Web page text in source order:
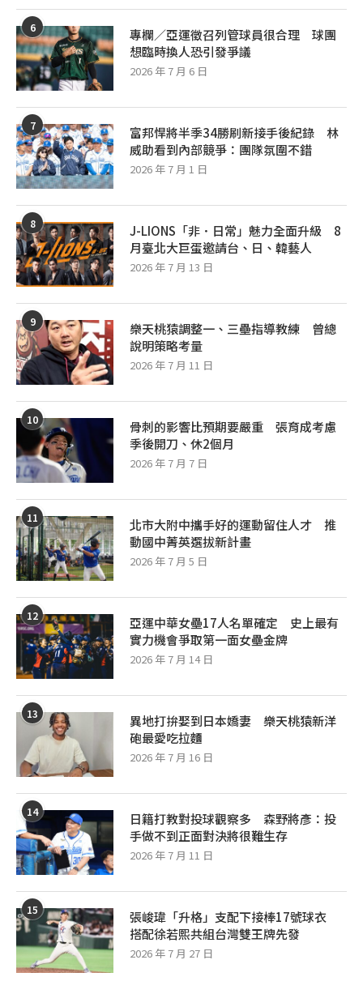
6
專欄／亞運徵召列管球員很合理 球團
想臨時換人恐引發爭議
2026 年 7 月 6 日
7
富邦悍將半季34勝刷新接手後紀錄 林
威助看到內部競爭：團隊氛圍不錯
2026 年 7 月 1 日
8
J-LIONS「非．日常」魅力全面升級 8
月臺北大巨蛋邀請台、日、韓藝人
2026 年 7 月 13 日
9
樂天桃猿調整一、三壘指導教練 曾總
說明策略考量
2026 年 7 月 11 日
10
骨刺的影響比預期要嚴重 張育成考慮
季後開刀、休2個月
2026 年 7 月 7 日
11
北市大附中攜手好的運動留住人才 推
動國中菁英選拔新計畫
2026 年 7 月 5 日
12
亞運中華女壘17人名單確定 史上最有
實力機會爭取第一面女壘金牌
2026 年 7 月 14 日
13
異地打拚娶到日本嬌妻 樂天桃猿新洋
砲最愛吃拉麵
2026 年 7 月 16 日
14
日籍打教對投球觀察多 森野將彥：投
手做不到正面對決將很難生存
2026 年 7 月 11 日
15
張峻瑋「升格」支配下接棒17號球衣
搭配徐若熙共組台灣雙王牌先發
2026 年 7 月 27 日